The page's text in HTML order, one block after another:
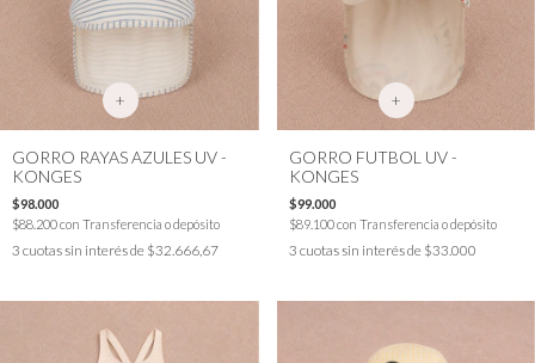
+
GORRO RAYAS AZULES UV -
KONGES
$98.000
$88.200con Transferencia o depósito
3 cuotas sin interés de $32.666,67
+
GORRO FUTBOL UV -
KONGES
$99.000
$89.100con Transferencia o depósito
3 cuotas sin interés de $33.000